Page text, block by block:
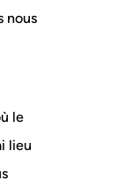
nous
le
lieu